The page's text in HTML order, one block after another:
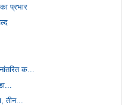
प्रभार
क...
तीन...